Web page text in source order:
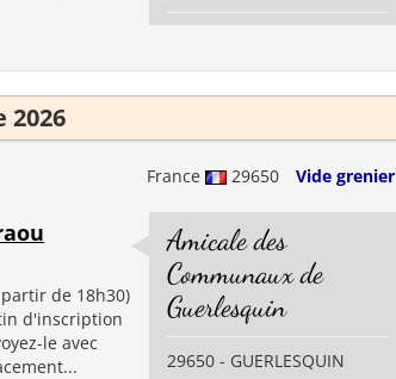
2026
France 29650 Vide grenier
de 18h30)
d'inscription
le avec
Amicale des
Communaux de
Guerlesquin
29650 - GUERLESQUIN